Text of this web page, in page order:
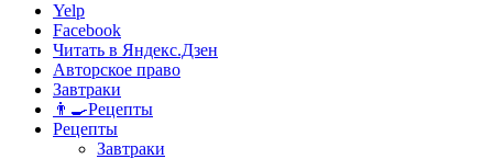
Yelp
Facebook
Читать в Яндекс.Дзен
Авторское право
Завтраки
👨‍🍳Рецепты
Рецепты
Завтраки